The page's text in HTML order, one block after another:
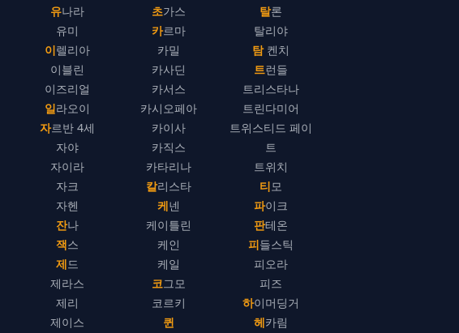
유나라
유미
이렐리아
이블린
이즈리얼
일라오이
자르반 4세
자야
자이라
자크
자헨
잔나
잭스
제드
제라스
제리
제이스
초가스
카르마
카밀
카사딘
카서스
카시오페아
카이사
카직스
카타리나
칼리스타
케넨
케이틀린
케인
케일
코그모
코르키
퀸
탈론
탈리야
탐 켄치
트런들
트리스타나
트린다미어
트위스티드 페이
트
트위치
티모
파이크
판테온
피들스틱
피오라
피즈
하이머딩거
헤카림